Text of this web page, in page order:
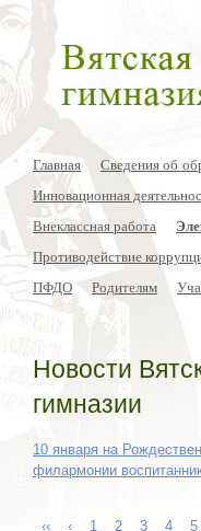
Главная
Сведения об
Инновационная
Внеклассная работа
Противодействие
ПФДО
Родителям
Новости
гимназии
10 января на
филармонии
‹‹ ‹ 1 2 3 4 5